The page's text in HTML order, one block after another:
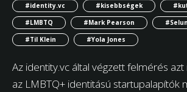
#identity.vc
#kisebbségek
#LMBTQ
#Mark Pearson
#Til Klein
#Yola Jones
Az identity.vc által végzett felmérés azt
az LMBTQ+ identitású startupalapítók